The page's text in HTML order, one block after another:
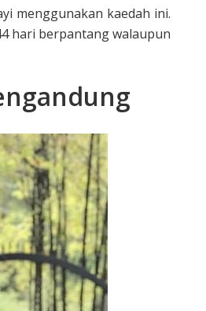
menggunakan kaedah ini.
hari berpantang walaupun